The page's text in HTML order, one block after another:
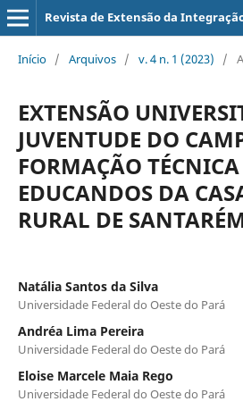
Revista de Extensão da
Início / Arquivos / v. 4 n. 1 (2023) /
EXTENSÃO
JUVENTUDE DO
FORMAÇÃO
EDUCANDOS DA
RURAL DE
Natália Santos da Silva
Universidade Federal do Oeste do Pará
Andréa Lima Pereira
Universidade Federal do Oeste do Pará
Eloise Marcele Maia Rego
Universidade Federal do Oeste do Pará